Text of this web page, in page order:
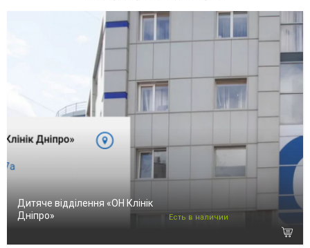
Дитяче відділення «ОН Клінік
Дніпро»
Есть в наличии